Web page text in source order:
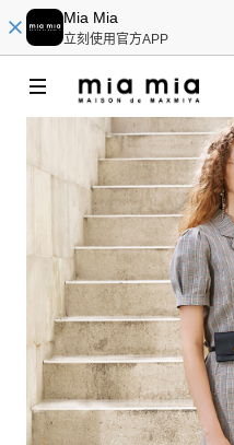
Mia Mia
立刻使用官方APP